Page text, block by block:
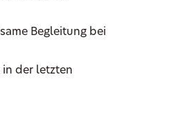
Begleitung bei
der letzten